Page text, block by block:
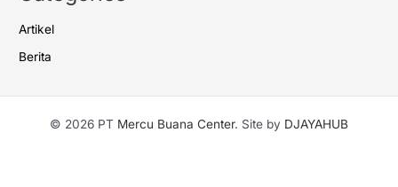
Artikel
Berita
© 2026 PT Mercu Buana Center. Site by DJAYAHUB